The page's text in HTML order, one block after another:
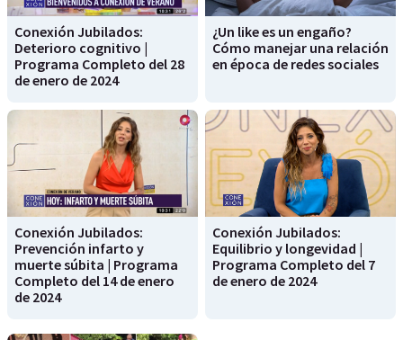
Conexión Jubilados:
Deterioro cognitivo |
Programa Completo del 28
de enero de 2024
¿Un like es un engaño?
Cómo manejar una relación
en época de redes sociales
Conexión Jubilados:
Prevención infarto y
muerte súbita | Programa
Completo del 14 de enero
de 2024
Conexión Jubilados:
Equilibrio y longevidad |
Programa Completo del 7
de enero de 2024